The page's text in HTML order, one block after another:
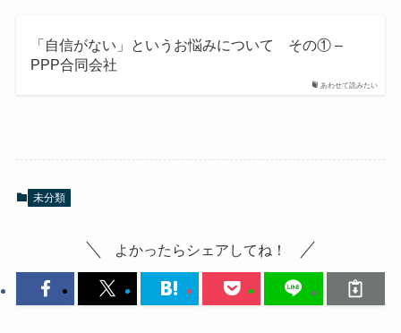
あわせて読みたい
「自信がない」というお悩みについて その① –
PPP合同会社
未分類
よかったらシェアしてね！